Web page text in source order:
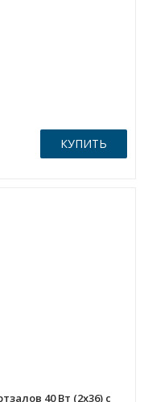
КУПИТЬ
40 Вт (2х36) с